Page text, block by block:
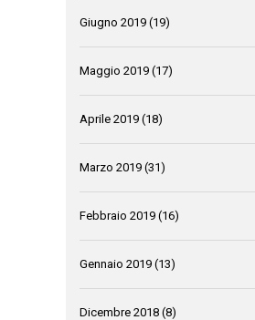
Giugno 2019 (19)
Maggio 2019 (17)
Aprile 2019 (18)
Marzo 2019 (31)
Febbraio 2019 (16)
Gennaio 2019 (13)
Dicembre 2018 (8)